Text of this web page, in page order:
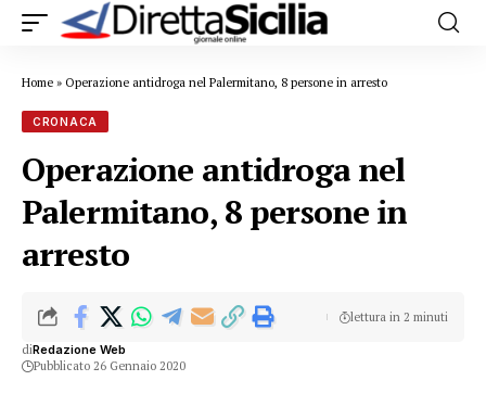
Home » Operazione antidroga nel Palermitano, 8 persone in arresto
CRONACA
Operazione antidroga nel
Palermitano, 8 persone in
arresto
diRedazione Web
Pubblicato 26 Gennaio 2020
lettura in 2 minuti